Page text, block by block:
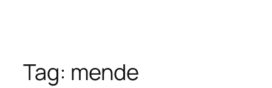
Tag: mende